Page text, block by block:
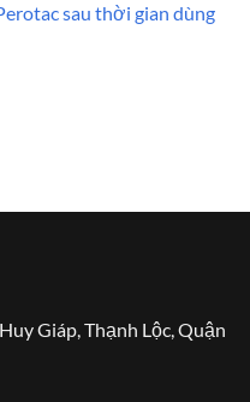
sau thời gian dùng
Giáp, Thạnh Lộc, Quận